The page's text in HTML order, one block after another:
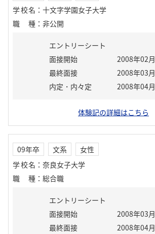
学校名 ： 十文字学園女子大学
職種 ： 非公開
エントリーシート
面接開始
2008年02月
最終面接
2008年03月
内定・内々定
2008年04月
体験記の詳細はこちら
09年卒 文系
女性
学校名 ： 奈良女子大学
職種 ： 総合職
エントリーシート
面接開始
2008年03月
最終面接
2008年04月